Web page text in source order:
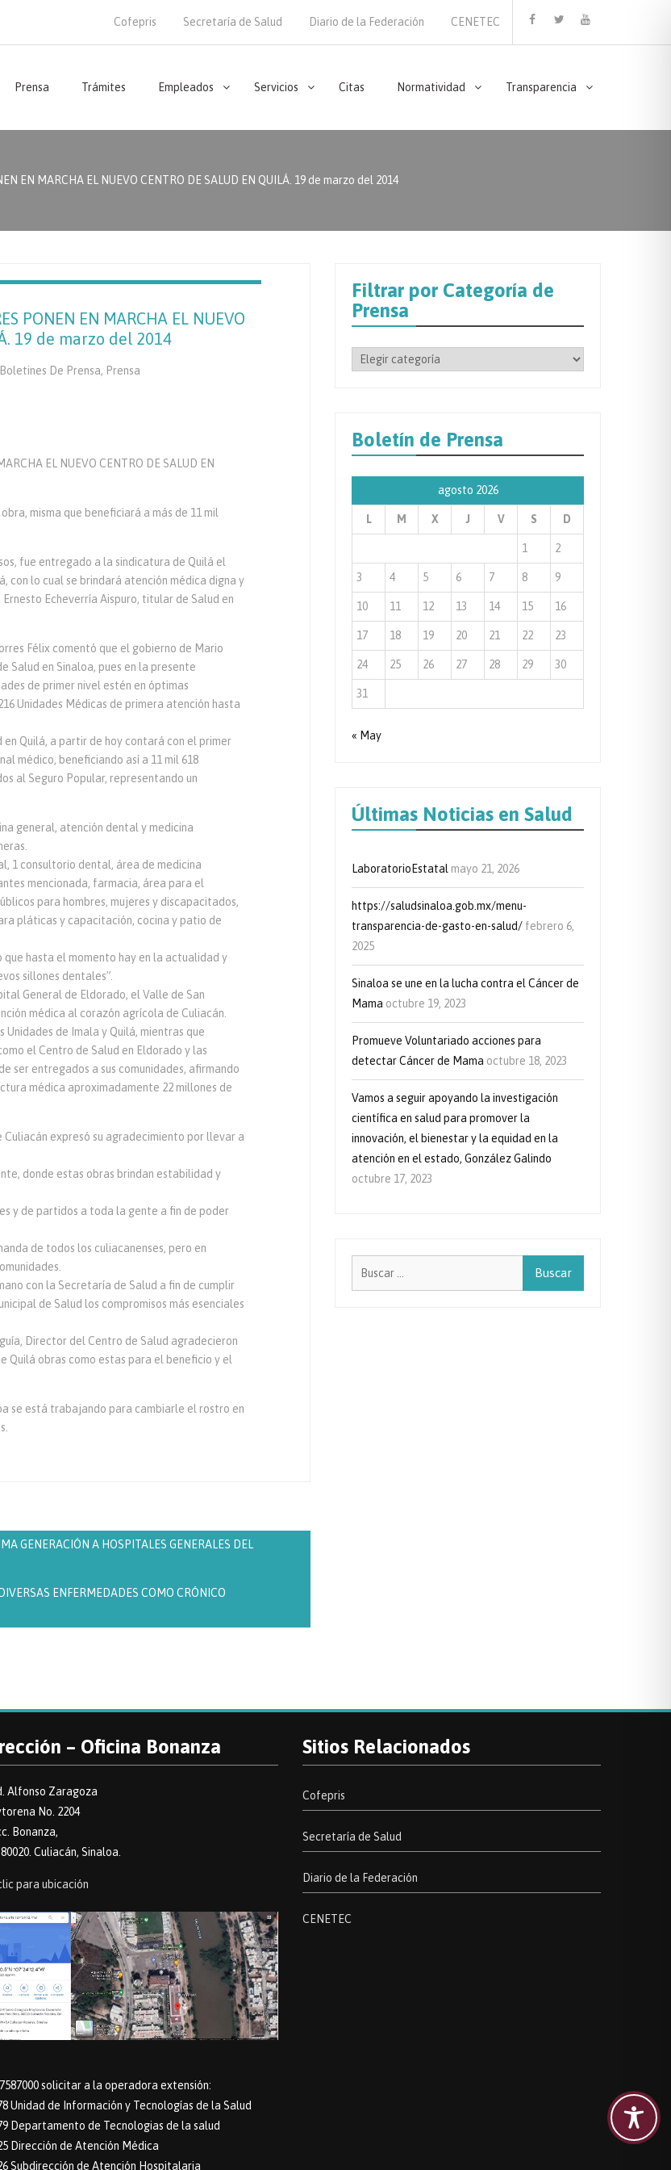
Cofepris Secretaría de Salud Diario de la Federación
CENETEC
Prensa Trámites Empleados Servicios Citas Normatividad Transparencia
EN MARCHA EL NUEVO CENTRO DE SALUD EN QUILÁ. 19 de marzo del 2014
PONEN EN MARCHA EL NUEVO
19 de marzo del 2014
Boletines De Prensa, Prensa
EL NUEVO CENTRO DE SALUD EN
misma que beneficiará a más de 11 mil
fue entregado a la sindicatura de Quilá el
con lo cual se brindará atención médica digna y
Echeverría Aispuro, titular de Salud en
Félix comentó que el gobierno de Mario
Salud en Sinaloa, pues en la presente
de primer nivel estén en óptimas
Unidades Médicas de primera atención hasta
Quilá, a partir de hoy contará con el primer
médico, beneficiando así a 11 mil 618
al Seguro Popular, representando un
general, atención dental y medicina
1 consultorio dental, área de medicina
mencionada, farmacia, área para el
para hombres, mujeres y discapacitados,
pláticas y capacitación, cocina y patio de
que hasta el momento hay en la actualidad y
sillones dentales”.
General de Eldorado, el Valle de San
médica al corazón agrícola de Culiacán.
Unidades de Imala y Quilá, mientras que
el Centro de Salud en Eldorado y las
ser entregados a sus comunidades, afirmando
médica aproximadamente 22 millones de
expresó su agradecimiento por llevar a
donde estas obras brindan estabilidad y
y de partidos a toda la gente a fin de poder
de todos los culiacanenses, pero en
con la Secretaría de Salud a fin de cumplir
de Salud los compromisos más esenciales
Director del Centro de Salud agradecieron
obras como estas para el beneficio y el
se está trabajando para cambiarle el rostro en
GENERACIÓN A HOSPITALES GENERALES DEL
ENFERMEDADES COMO CRÓNICO
Filtrar por Categoría de
Prensa
Filtrar
Prensa
Boletín de Prensa
agosto 2026
L M X J V S D
1 2
3 4 5 6 7 8 9
10 11 12 13 14 15 16
17 18 19 20 21 22 23
24 25 26 27 28 29 30
31
« May
Últimas Noticias en Salud
LaboratorioEstatal mayo 21, 2026
https://saludsinaloa.gob.mx/menu-
transparencia-de-gasto-en-salud/ febrero 6,
2025
Sinaloa se une en la lucha contra el Cáncer de
Mama octubre 19, 2023
Promueve Voluntariado acciones para
detectar Cáncer de Mama octubre 18, 2023
Vamos a seguir apoyando la investigación
científica en salud para promover la
innovación, el bienestar y la equidad en la
atención en el estado, González Galindo
octubre 17, 2023
– Oficina Bonanza
Alfonso Zaragoza
No. 2204
Bonanza,
80020. Culiacán, Sinaloa.
para ubicación
solicitar a la operadora extensión:
Unidad de Información y Tecnologías de la Salud
Departamento de Tecnologias de la salud
Dirección de Atención Médica
Subdirección de Atención Hospitalaria
Sitios Relacionados
Cofepris
Secretaría de Salud
Diario de la Federación
CENETEC